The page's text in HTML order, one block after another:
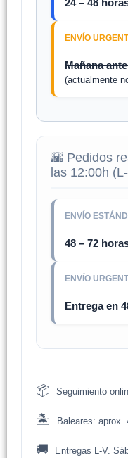
ENVÍO
Mañana
(actualmente
🌇 Pedidos
las 12:00h
ENVÍO
48 – 72
ENVÍO
Entrega en
📦 Seguimiento
🏝️ Baleares: aprox.
🚚 Entregas L-V.